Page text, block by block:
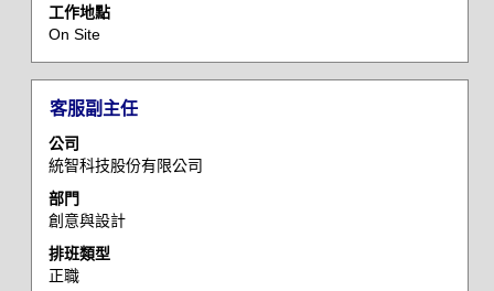
工作地點
On Site
訊
整
內
容。
標
題
客服副主任
公司
統智科技股份有限公司
部門
創意與設計
排班類型
正職
選
取
空
列
以
檢
視